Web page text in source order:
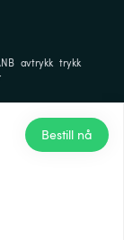
Bestill nå
avtrykk trykk